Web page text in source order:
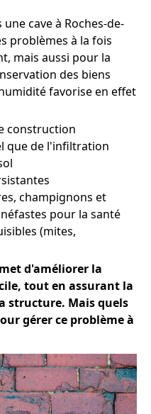
cave à Roches-de-
problèmes à la fois
mais aussi pour la
des biens
favorise en effet
construction
que de l'infiltration
champignons et
pour la santé
(mites,
d'améliorer la
tout en assurant la
structure. Mais quels
gérer ce problème à